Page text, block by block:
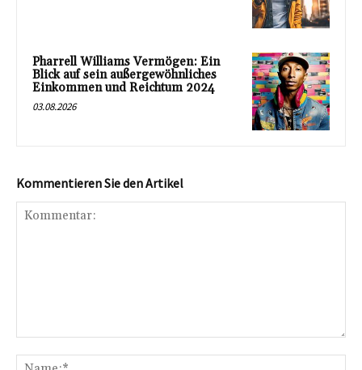
Pharrell Williams Vermögen: Ein
Blick auf sein außergewöhnliches
Einkommen und Reichtum 2024
03.08.2026
Kommentieren Sie den Artikel